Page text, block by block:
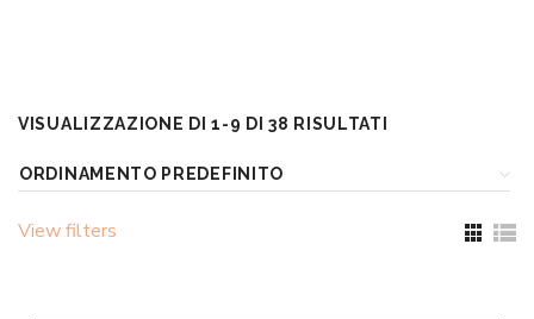
VISUALIZZAZIONE DI 1-9 DI 38 RISULTATI
View filters